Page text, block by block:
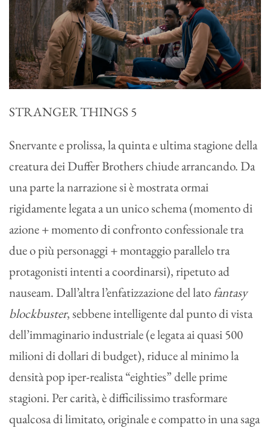
STRANGER THINGS 5
Snervante e prolissa, la quinta e ultima stagione della
creatura dei Duffer Brothers chiude arrancando. Da
una parte la narrazione si è mostrata ormai
rigidamente legata a un unico schema (momento di
azione + momento di confronto confessionale tra
due o più personaggi + montaggio parallelo tra
protagonisti intenti a coordinarsi), ripetuto ad
nauseam. Dall’altra l’enfatizzazione del latofantasy
blockbuster, sebbene intelligente dal punto di vista
dell’immaginario industriale (e legata ai quasi 500
milioni di dollari di budget), riduce al minimo la
densità pop iper-realista “eighties” delle prime
stagioni. Per carità, è difficilissimo trasformare
qualcosa di limitato, originale e compatto in una saga